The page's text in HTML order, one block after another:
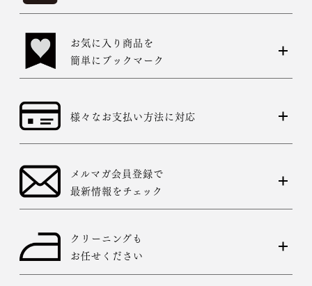
お気に入り商品を
簡単にブックマーク
様々なお支払い方法に対応
メルマガ会員登録で
最新情報をチェック
クリーニングも
お任せください